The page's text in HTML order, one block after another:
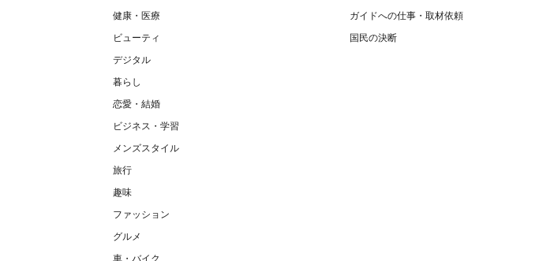
健康・医療
ビューティ
デジタル
暮らし
恋愛・結婚
ビジネス・学習
メンズスタイル
旅行
趣味
ファッション
グルメ
車・バイク
ガイドへの仕事・取材依頼
国民の決断